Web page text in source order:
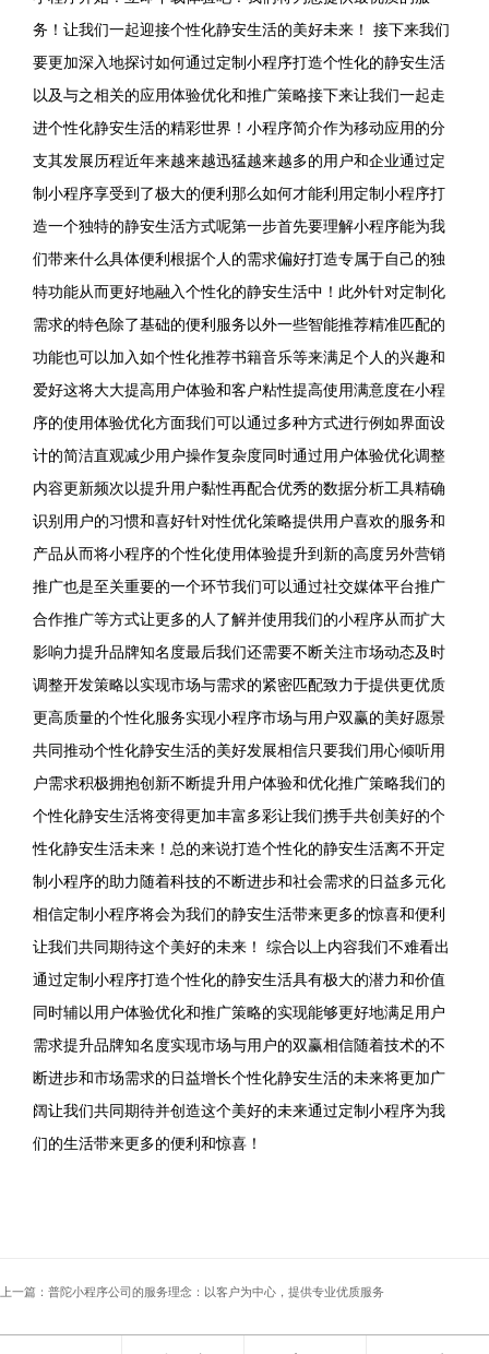
务！让我们一起迎接个性化静安生活的美好未来！ 接下来我们
要更加深入地探讨如何通过定制小程序打造个性化的静安生活
以及与之相关的应用体验优化和推广策略接下来让我们一起走
进个性化静安生活的精彩世界！小程序简介作为移动应用的分
支其发展历程近年来越来越迅猛越来越多的用户和企业通过定
制小程序享受到了极大的便利那么如何才能利用定制小程序打
造一个独特的静安生活方式呢第一步首先要理解小程序能为我
们带来什么具体便利根据个人的需求偏好打造专属于自己的独
特功能从而更好地融入个性化的静安生活中！此外针对定制化
需求的特色除了基础的便利服务以外一些智能推荐精准匹配的
功能也可以加入如个性化推荐书籍音乐等来满足个人的兴趣和
爱好这将大大提高用户体验和客户粘性提高使用满意度在小程
序的使用体验优化方面我们可以通过多种方式进行例如界面设
计的简洁直观减少用户操作复杂度同时通过用户体验优化调整
内容更新频次以提升用户黏性再配合优秀的数据分析工具精确
识别用户的习惯和喜好针对性优化策略提供用户喜欢的服务和
产品从而将小程序的个性化使用体验提升到新的高度另外营销
推广也是至关重要的一个环节我们可以通过社交媒体平台推广
合作推广等方式让更多的人了解并使用我们的小程序从而扩大
影响力提升品牌知名度最后我们还需要不断关注市场动态及时
调整开发策略以实现市场与需求的紧密匹配致力于提供更优质
更高质量的个性化服务实现小程序市场与用户双赢的美好愿景
共同推动个性化静安生活的美好发展相信只要我们用心倾听用
户需求积极拥抱创新不断提升用户体验和优化推广策略我们的
个性化静安生活将变得更加丰富多彩让我们携手共创美好的个
性化静安生活未来！总的来说打造个性化的静安生活离不开定
制小程序的助力随着科技的不断进步和社会需求的日益多元化
相信定制小程序将会为我们的静安生活带来更多的惊喜和便利
让我们共同期待这个美好的未来！ ​​综合以上内容我们不难看出
通过定制小程序打造个性化的静安生活具有极大的潜力和价值
同时辅以用户体验优化和推广策略的实现能够更好地满足用户
需求提升品牌知名度实现市场与用户的双赢相信随着技术的不
断进步和市场需求的日益增长个性化静安生活的未来将更加广
阔让我们共同期待并创造这个美好的未来通过定制小程序为我
们的生活带来更多的便利和惊喜！
上一篇：普陀小程序公司的服务理念：以客户为中心，提供专业优质服务